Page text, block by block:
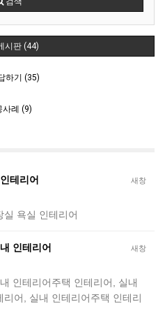
시판 (44)
하기 (35)
사례 (9)
새창
인테리어
실 욕실 인테리어
새창
인테리어
인테리어주택 인테리어, 실내
리어, 실내 인테리어주택 인테리